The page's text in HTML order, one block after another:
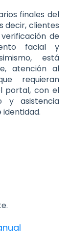
finales del
decir, clientes
de
facial y
está
atención al
requieran
portal, con el
y asistencia